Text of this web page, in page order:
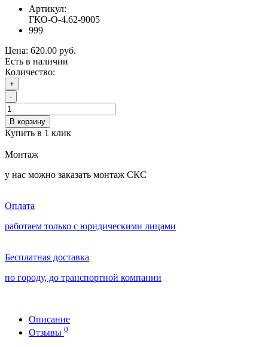
Артикул:
ГКО-О-4.62-9005
999
Цена: 620.00 руб.
Есть в наличии
Количество:
+
-
В корзину
Купить в 1 клик
Монтаж
у нас можно заказать монтаж СКС
Оплата
работаем только с юридическими лицами
Бесплатная доставка
по городу, до транспортной компании
Описание
Отзывы 0